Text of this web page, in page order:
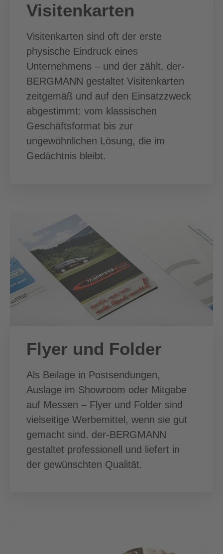
Visitenkarten
Visitenkarten sind oft der erste
physische Eindruck eines
Unternehmens – und der zählt. der-
BERGMANN gestaltet Visitenkarten
zeitgemäß und auf den Einsatzzweck
abgestimmt: vom klassischen
Geschäftsformat bis zur
ungewöhnlichen Lösung, die im
Gedächtnis bleibt.
Flyer und Folder
Als Beilage in Postsendungen,
Auslage im Showroom oder Mitgabe
auf Messen – Flyer und Folder sind
vielseitige Werbemittel, wenn sie gut
gemacht sind. der-BERGMANN
gestaltet professionell und liefert in
der gewünschten Qualität.